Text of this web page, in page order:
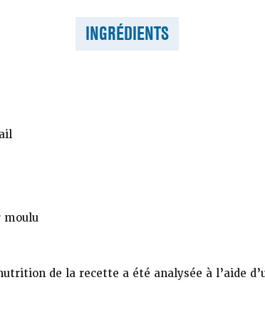
INGRÉDIENTS
moulu
de la recette a été analysée à l’aide